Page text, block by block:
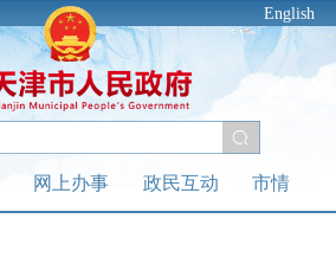
English
网上办事 政民互动 市情